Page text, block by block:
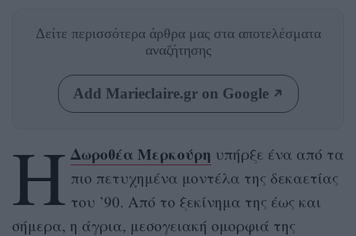
Δείτε περισσότερα άρθρα μας στα αποτελέσματα
αναζήτησης
Add Marieclaire.gr on Google
Η ΔωροθέαΜερκούρη υπήρξε ένα από τα
πιο πετυχημένα μοντέλα της δεκαετίας
του ’90. Από το ξεκίνημα της έως και
σήμερα, η άγρια, μεσογειακή ομορφιά της